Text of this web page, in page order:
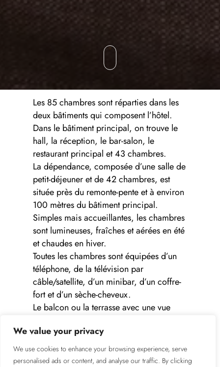
We value your privacy
We use cookies to enhance your browsing experience, serve
personalised ads or content, and analyse our traffic. By clicking
Les 85 chambres sont réparties dans les
deux bâtiments qui composent l’hôtel.
Dans le bâtiment principal, on trouve le
hall, la réception, le bar-salon, le
restaurant principal et 43 chambres.
La dépendance, composée d’une salle de
petit-déjeuner et de 42 chambres, est
située près du remonte-pente et à environ
100 mètres du bâtiment principal.
Simples mais accueillantes, les chambres
sont lumineuses, fraîches et aérées en été
et chaudes en hiver.
Toutes les chambres sont équipées d’un
téléphone, de la télévision par
câble/satellite, d’un minibar, d’un coffre-
fort et d’un sèche-cheveux.
Le balcon ou la terrasse avec une vue
environnantes offre des sensations
inoubliables d’immensité et de paix.